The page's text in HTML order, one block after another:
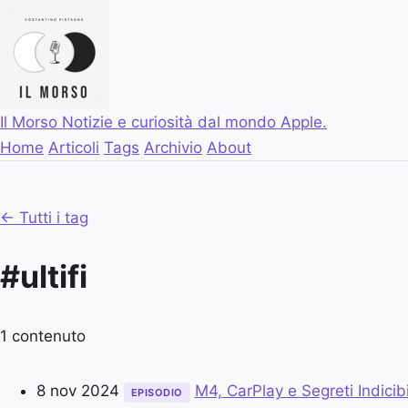
Il Morso Notizie e curiosità dal mondo Apple.
Home Articoli Tags Archivio About
← Tutti i tag
#ultifi
1 contenuto
8 nov 2024 EPISODIO M4, CarPlay e Segreti